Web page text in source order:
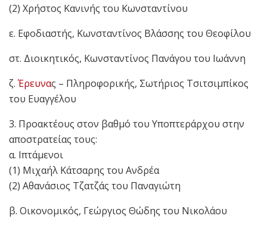
(2) Χρήστος Κανινής του Κωνσταντίνου
ε. Εφοδιαστής, Κωνσταντίνος Βλάσσης του Θεοφίλου
στ. Διοικητικός, Κωνσταντίνος Πανάγου του Ιωάννη
ζ. Έρευνας – Πληροφορικής, Σωτήριος Τσιτσιμπίκος
του Ευαγγέλου
3. Προακτέους στον βαθμό του Υποπτεράρχου στην
αποστρατείας τους:
α. Ιπτάμενοι
(1) Μιχαήλ Κάτσαρης του Ανδρέα
(2) Αθανάσιος Τζατζάς του Παναγιώτη
β. Οικονομικός, Γεώργιος Θώδης του Νικολάου